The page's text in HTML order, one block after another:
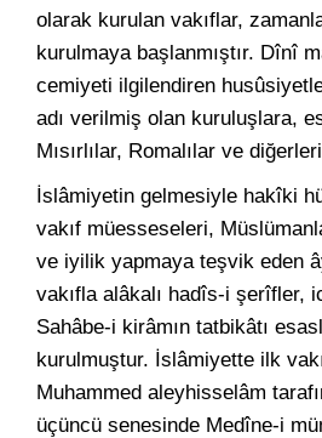
olarak kurulan vakıflar,
kurulmaya başlanmıştır. Dînî
cemiyeti ilgilendiren
adı verilmiş olan kuruluşlara,
Mısırlılar, Romalılar ve
İslâmiyetin gelmesiyle hakîki
vakıf müesseseleri,
ve iyilik yapmaya teşvik eden
vakıfla alâkalı hadîs-i şerîfler,
Sahâbe-i kirâmın tatbikâtı
kurulmuştur. İslâmiyette ilk
Muhammed aleyhisselâm
üçüncü senesinde Medîne-i